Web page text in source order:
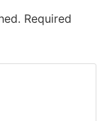
Required